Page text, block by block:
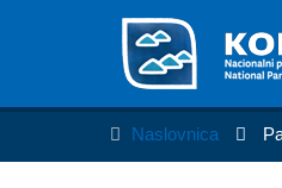
Naslovnica